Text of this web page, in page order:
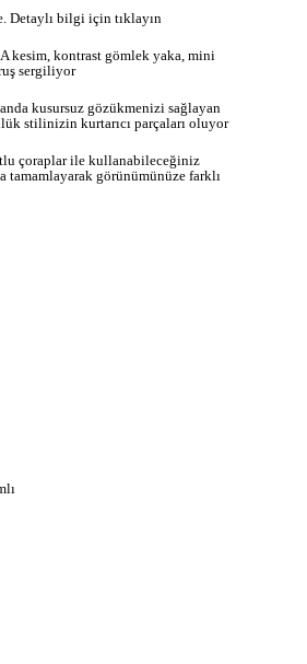
Detaylı bilgi için tıklayın
kesim, kontrast gömlek yaka, mini
sergiliyor
kusursuz gözükmenizi sağlayan
stilinizin kurtarıcı parçaları oluyor
çoraplar ile kullanabileceğiniz
tamamlayarak görünümünüze farklı